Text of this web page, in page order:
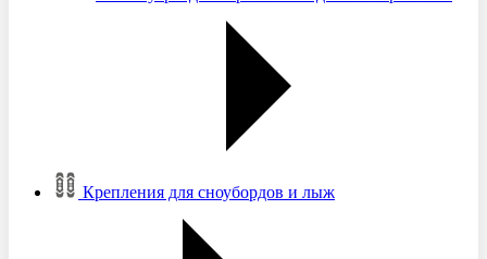
Крепления для сноубордов и лыж